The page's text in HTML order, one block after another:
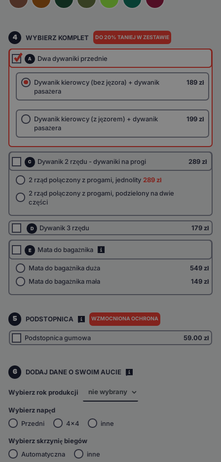
4 WYBIERZ KOMPLET DO 20% TANIEJ W ZESTAWIE
A Dwa dywaniki przednie
Dywanik kierowcy (bez jęzora) + dywanik
pasażera
189 zł
Dywanik kierowcy (z jęzorem) + dywanik
pasażera
199 zł
C Dywanik 2 rzędu - dywaniki na progi 289 zł
2 rząd połączony z progami, jednolity 289 zł
2 rząd połączony z progami, podzielony na dwie
części
D Dywanik 3 rzędu 179 zł
E Mata do bagażnika
Mata do bagażnika duża
549 zł
Mata do bagażnika mała
149 zł
5 PODSTOPNICA I WZMOCNIONA OCHRONA
Podstopnica gumowa 59.00 zł
6 DODAJ DANE O SWOIM AUCIE i
Wybierz rok produkcji
Wybierz napęd
Przedni
4x4 inne
Wybierz skrzynię biegów
Automatyczna
inne